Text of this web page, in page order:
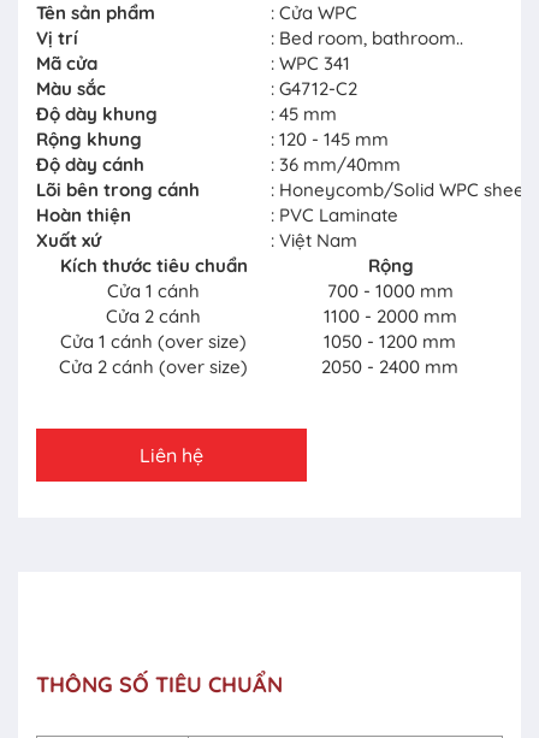
Tên sản phẩm
: Cửa WPC
Vị trí
: Bed room, bathroom..
Mã cửa
: WPC 341
Màu sắc
: G4712-C2
Độ dày khung
: 45 mm
Rộng khung
: 120 - 145 mm
Độ dày cánh
: 36 mm/40mm
Lõi bên trong cánh
: Honeycomb/Solid WPC sheet
Hoàn thiện
: PVC Laminate
Xuất xứ
: Việt Nam
Kích thước tiêu chuẩn
Rộng
Cửa 1 cánh
700 - 1000 mm
Cửa 2 cánh
1100 - 2000 mm
Cửa 1 cánh (over size)
1050 - 1200 mm
Cửa 2 cánh (over size)
2050 - 2400 mm
Liên hệ
THÔNG SỐ TIÊU CHUẨN